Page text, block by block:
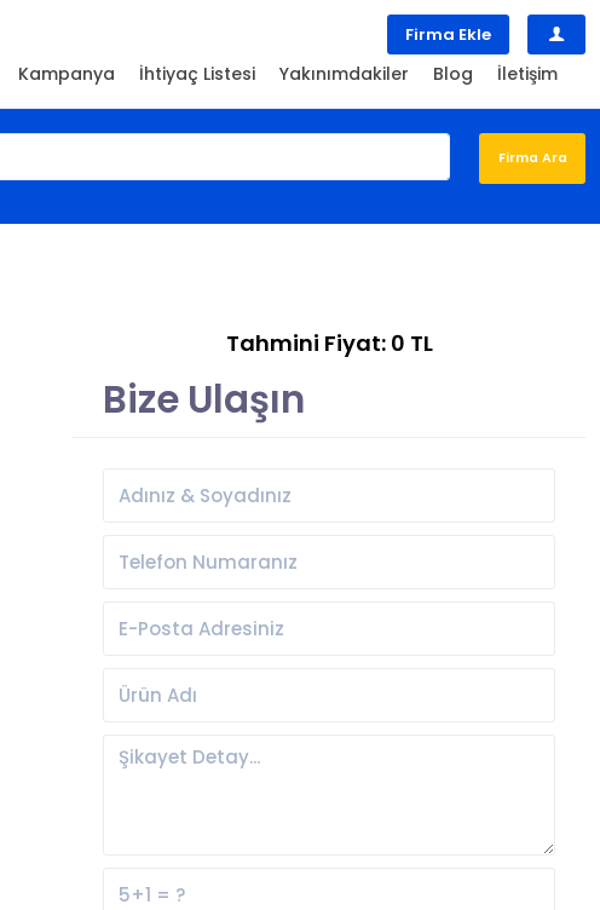
Firma Ekle
Kampanya İhtiyaç Listesi Yakınımdakiler Blog İletişim
Tahmini Fiyat: 0 TL
Bize Ulaşın